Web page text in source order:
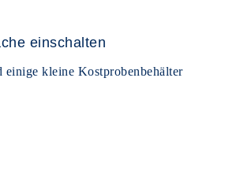
einschalten
einige kleine Kostprobenbehälter